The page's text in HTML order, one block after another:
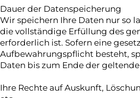
Dauer der Datenspeicherung
Wir speichern Ihre Daten nur so
die vollständige Erfüllung des
erforderlich ist. Sofern eine
Aufbewahrungspflicht besteht,
Daten bis zum Ende der
Ihre Rechte auf Auskunft,